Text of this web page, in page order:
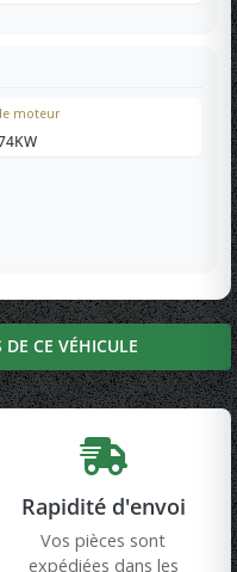
moteur
DE CE VÉHICULE
Rapidité d'envoi
Vos pièces sont
expédiées dans les